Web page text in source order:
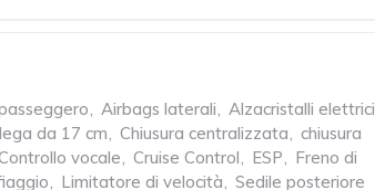
, Airbags laterali, Alzacristalli elettrici
da 17 cm, Chiusura centralizzata, chiusura
vocale, Cruise Control, ESP, Freno di
, Limitatore di velocità, Sedile posteriore